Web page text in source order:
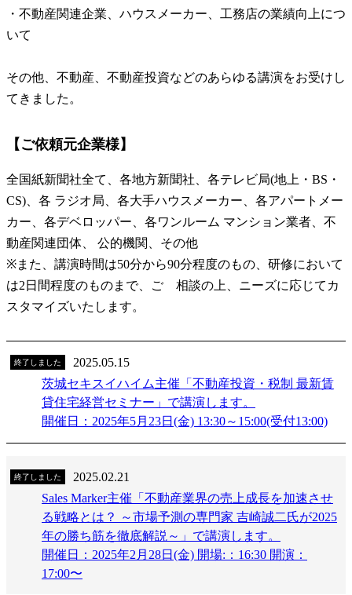
・不動産関連企業、ハウスメーカー、工務店の業績向上につ
いて
その他、不動産、不動産投資などのあらゆる講演をお受けし
てきました。
【ご依頼元企業様】
全国紙新聞社全て、各地方新聞社、各テレビ局(地上・BS・
CS)、各 ラジオ局、各大手ハウスメーカー、各アパートメー
カー、各デベロッパー、各ワンルーム マンション業者、不
動産関連団体、 公的機関、その他
※また、講演時間は50分から90分程度のもの、研修において
は2日間程度のものまで、ご゙相談の上、ニーズに応じてカ
スタマイズいたします。
終了しました
2025.05.15
茨城セキスイハイム主催「不動産投資・税制 最新賃
貸住宅経営セミナー」で講演します。
開催日：2025年5月23日(金) 13:30～15:00(受付13:00)
終了しました
2025.02.21
Sales Marker主催「不動産業界の売上成長を加速させ
る戦略とは？ ～市場予測の専門家 吉崎誠二氏が2025
年の勝ち筋を徹底解説～」で講演します。
開催日：2025年2月28日(金) 開場:：16:30 開演：
17:00〜